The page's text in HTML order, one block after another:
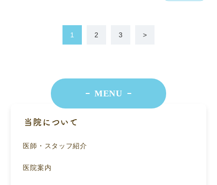
1 2 3 >
MENU
当院について
医師・スタッフ紹介
医院案内